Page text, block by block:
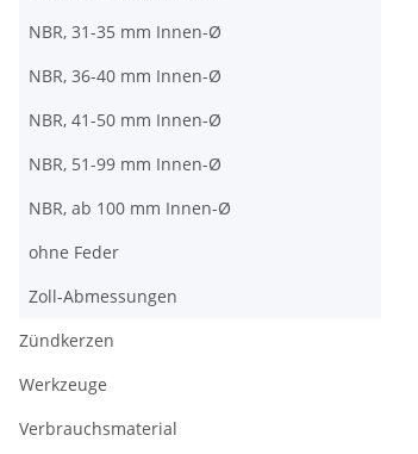
NBR, 31-35 mm Innen-Ø
NBR, 36-40 mm Innen-Ø
NBR, 41-50 mm Innen-Ø
NBR, 51-99 mm Innen-Ø
NBR, ab 100 mm Innen-Ø
ohne Feder
Zoll-Abmessungen
Zündkerzen
Werkzeuge
Verbrauchsmaterial